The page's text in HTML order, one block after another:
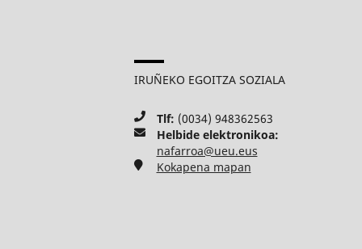
IRUÑEKO EGOITZA SOZIALA
Tlf: (0034) 948362563
Helbide elektronikoa:
nafarroa@ueu.eus
Kokapena mapan